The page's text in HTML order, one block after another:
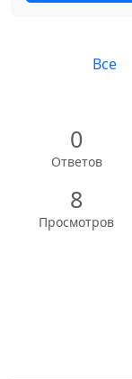
Все
0
Ответов
8
Просмотров